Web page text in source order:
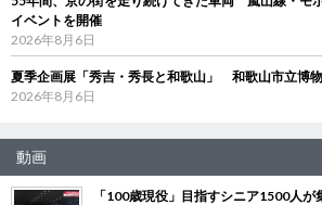
イベントを開催
2026年8月6日
夏季企画展「秀吉・秀長と和歌山」 和歌山市立博
2026年8月6日
動画
「100歳現役」目指すシニア1500人